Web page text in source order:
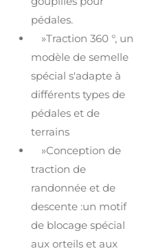
pédales.
»Traction 360 °, un
modèle de semelle
spécial s'adapte à
différents types de
pédales et de
terrains
»Conception de
traction de
randonnée et de
descente :un motif
de blocage spécial
aux orteils et aux